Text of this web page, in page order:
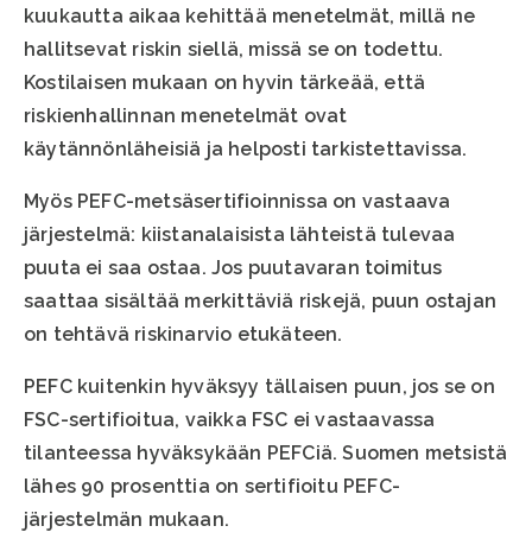
kuukautta aikaa kehittää menetelmät, millä ne
hallitsevat riskin siellä, missä se on todettu.
Kostilaisen mukaan on hyvin tärkeää, että
riskienhallinnan menetelmät ovat
käytännönläheisiä ja helposti tarkistettavissa.
Myös PEFC-metsäsertifioinnissa on vastaava
järjestelmä: kiistanalaisista lähteistä tulevaa
puuta ei saa ostaa. Jos puutavaran toimitus
saattaa sisältää merkittäviä riskejä, puun ostajan
on tehtävä riskinarvio etukäteen.
PEFC kuitenkin hyväksyy tällaisen puun, jos se on
FSC-sertifioitua, vaikka FSC ei vastaavassa
tilanteessa hyväksykään PEFCiä. Suomen metsistä
lähes 90 prosenttia on sertifioitu PEFC-
järjestelmän mukaan.